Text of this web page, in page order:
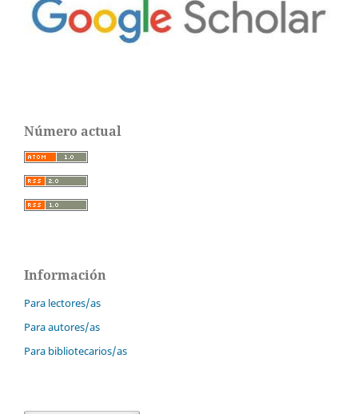
Número actual
Información
Para lectores/as
Para autores/as
Para bibliotecarios/as